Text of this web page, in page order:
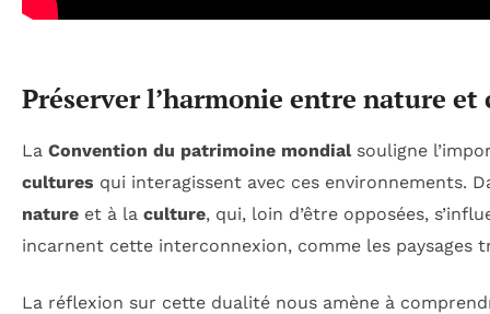
Préserver l’harmonie entre nature
La Convention du patrimoine mondialsouligne
cultures qui interagissent avec ces environnements.
nature et à la culture, qui, loin d’être opposées,
incarnent cette interconnexion, comme les paysages
La réflexion sur cette dualité nous amène à